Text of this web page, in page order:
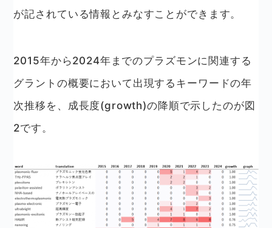
が記されている情報とみなすことができます。
2015年から2024年までのプラズモンに関連する
グラントの概要において出現するキーワードの年
次推移を、成長度(growth)の降順で示したのが図
2です。